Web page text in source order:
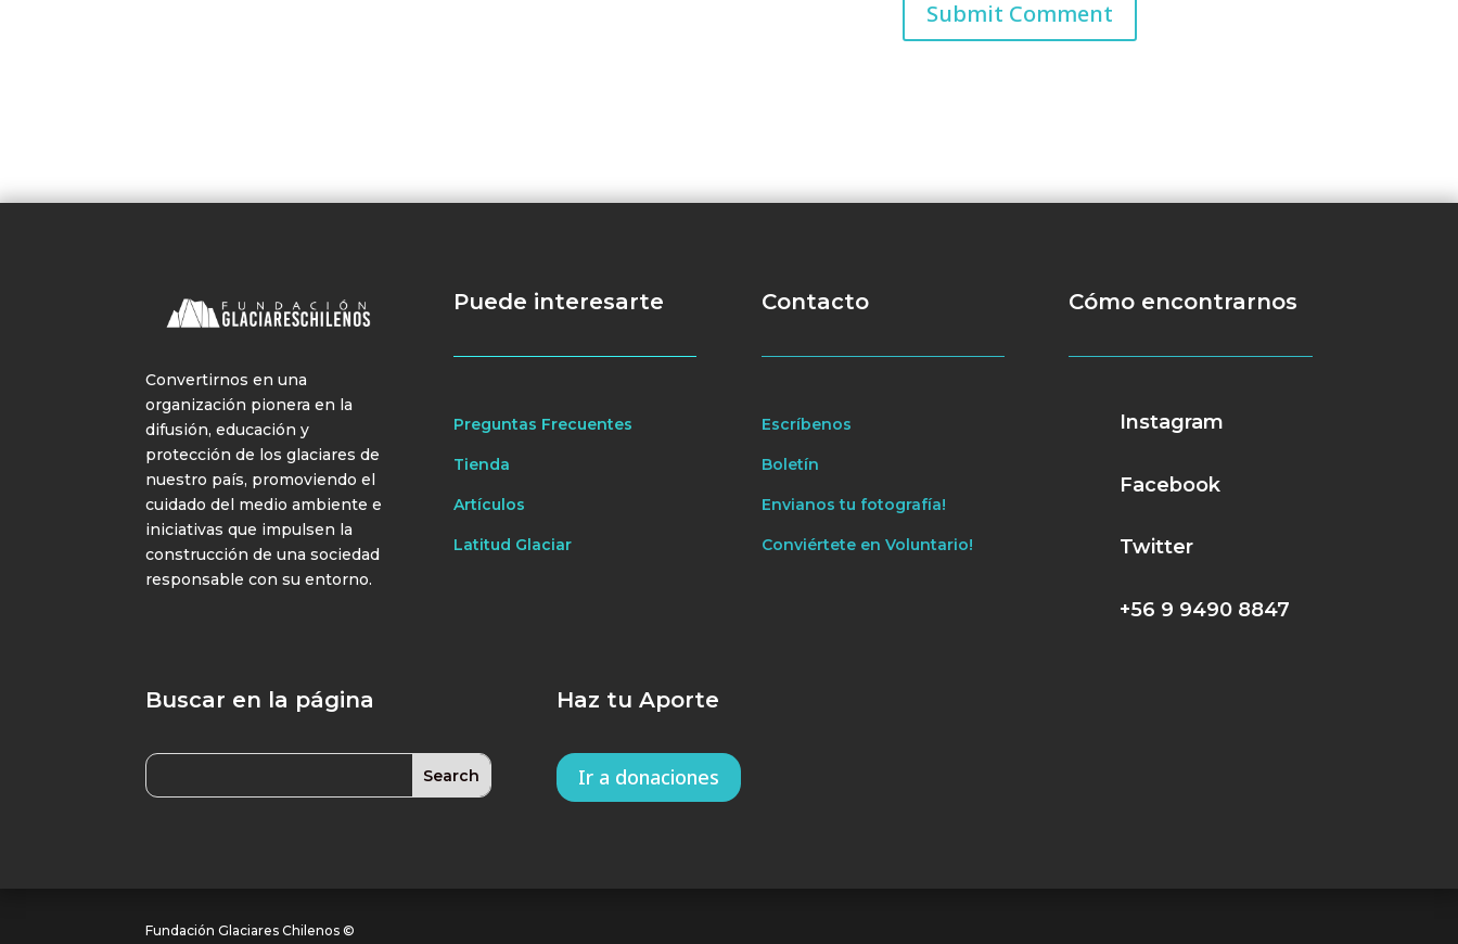
Convertirnos en una
organización pionera en la
difusión, educación y
protección de los glaciares de
nuestro país, promoviendo el
cuidado del medio ambiente e
iniciativas que impulsen la
construcción de una sociedad
responsable con su entorno.
Puede interesarte
Preguntas Frecuentes
Tienda
Artículos
Latitud Glaciar
Contacto
Escríbenos
Boletín
Envianos tu fotografía!
Conviértete en Voluntario!
Cómo encontrarnos
Instagram
Facebook
Twitter
+56 9 9490 8847
Buscar en la página Haz tu Aporte
Ir a donaciones
Fundación Glaciares Chilenos ©